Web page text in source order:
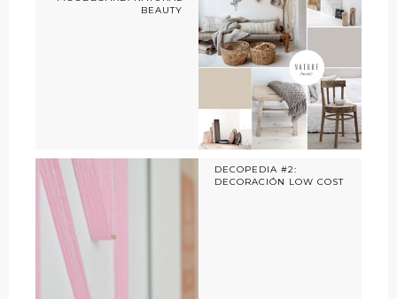
BEAUTY
DECOPEDIA #2:
DECORACIÓN LOW COST